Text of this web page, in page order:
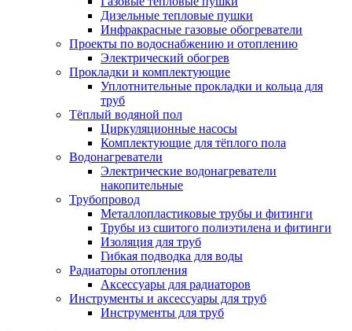
Дизельные тепловые пушки
Инфракрасные газовые обогреватели
Проекты по водоснабжению и отоплению
Электрический обогрев
Прокладки и комплектующие
Уплотнительные прокладки и кольца для
труб
Тёплый водяной пол
Циркуляционные насосы
Комплектующие для тёплого пола
Водонагреватели
Электрические водонагреватели
накопительные
Трубопровод
Металлопластиковые трубы и фитинги
Трубы из сшитого полиэтилена и фитинги
Изоляция для труб
Гибкая подводка для воды
Радиаторы отопления
Аксессуары для радиаторов
Инструменты и аксессуары для труб
Инструменты для труб